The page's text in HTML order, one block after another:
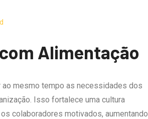
Alimentação
mesmo tempo as necessidades dos
Isso fortalece uma cultura
colaboradores motivados, aumentando